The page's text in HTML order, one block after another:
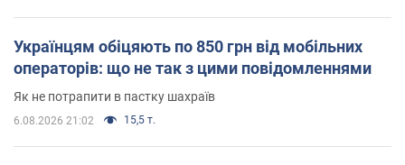
Українцям обіцяють по 850 грн від мобільних
операторів: що не так з цими повідомленнями
Як не потрапити в пастку шахраїв
6.08.2026 21:02 15,5 т.